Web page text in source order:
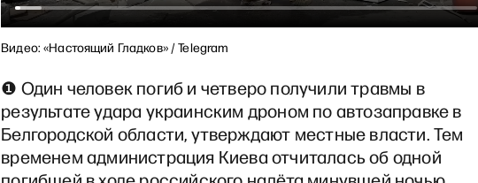
Видео: «Настоящий Гладков» / Telegram
❶ Один человек погиб и четверо получили травмы в
результате удара украинским дроном по автозаправке в
Белгородской области, утверждают местные власти. Тем
временем администрация Киева отчиталась об одной